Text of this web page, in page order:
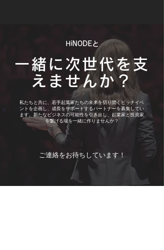
​HiNODEと
一緒に次世代を支
えませんか？
私たちと共に、若手起業家たちの未来を切り開くピッチイベ
ントを企画し、成長をサポートするパートナーを募集してい
ます。新たなビジネスの可能性を引き出し、起業家と投資家
を繋げる場を一緒に作りませんか？
​ご連絡をお待ちしています！